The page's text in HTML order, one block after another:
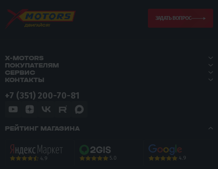
ЗАДАТЬ ВОПРОС
X-MOTORS
ПОКУПАТЕЛЯМ
СЕРВИС
КОНТАКТЫ
+7 (351) 200-70-81
РЕЙТИНГ МАГАЗИНА
4.9 5.0 4.9